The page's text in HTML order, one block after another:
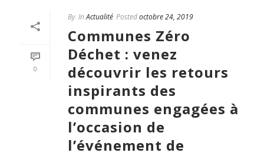
0
By In Actualité Postedoctobre 24, 2019
Communes Zéro
Déchet : venez
découvrir les retours
inspirants des
communes engagées à
l’occasion de
l’événement de